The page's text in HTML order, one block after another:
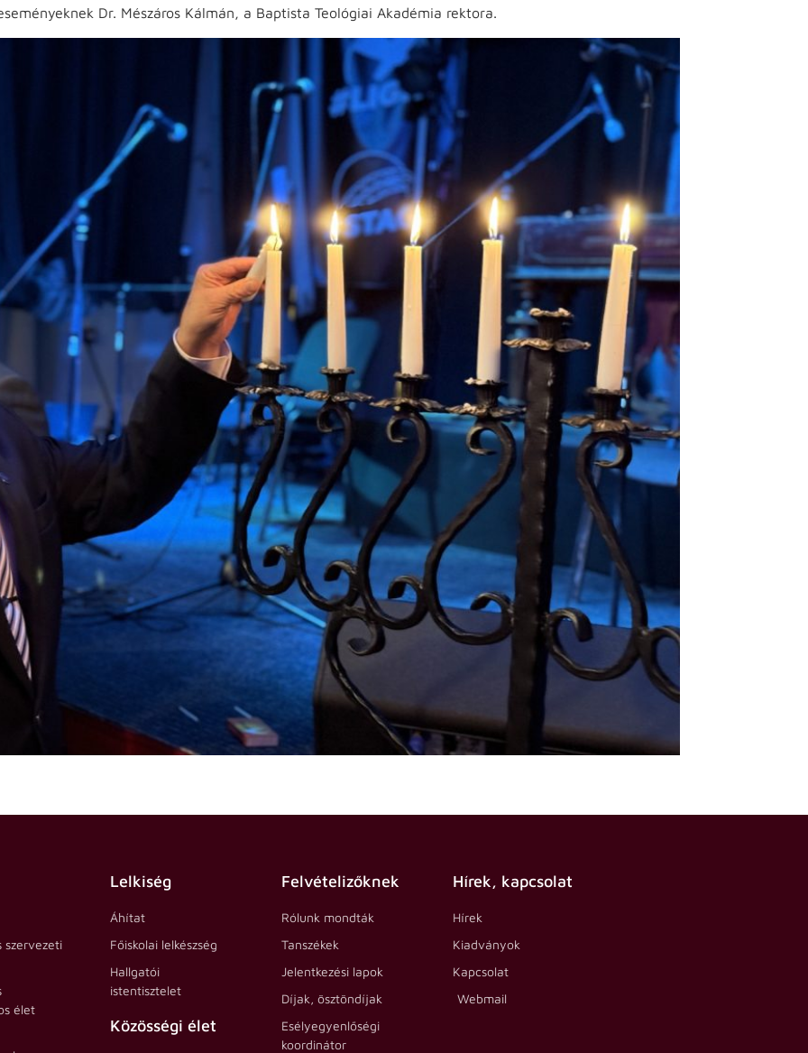
Dr. Mészáros Kálmán, a Baptista Teológiai Akadémia rektora.
szervezeti
élet
Lelkiség
Áhítat
Főiskolai lelkészség
Hallgatói
istentisztelet
Közösségi élet
Felvételizőknek
Rólunk mondták
Tanszékek
Jelentkezési lapok
Díjak, ösztöndíjak
Esélyegyenlőségi
koordinátor
Hírek, kapcsolat
Hírek
Kiadványok
Kapcsolat
Webmail